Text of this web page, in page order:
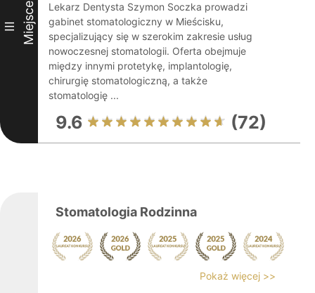
III Miejsce
Lekarz Dentysta Szymon Soczka prowadzi
gabinet stomatologiczny w Mieścisku,
specjalizujący się w szerokim zakresie usług
nowoczesnej stomatologii. Oferta obejmuje
między innymi protetykę, implantologię,
chirurgię stomatologiczną, a także
stomatologię ...
9.6 (72)
Stomatologia Rodzinna
Pokaż więcej >>